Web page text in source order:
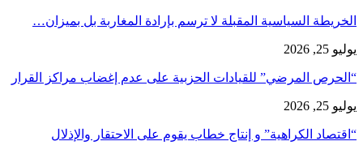
الخريطة السياسية المقبلة لا ترسم بإرادة المغاربة بل بميزان…
يوليو 25, 2026
“الحرص المرضي” للقيادات الحزبية على عدم إغضاب مراكز القرار
يوليو 25, 2026
“اقتصاد الكراهية” و إنتاج خطاب يقوم على الاحتقار والإذلال